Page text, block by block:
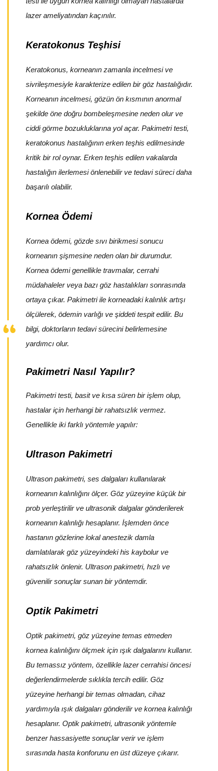
lazer ameliyatından kaçınılır.
Keratokonus Teşhisi
Keratokonus, korneanın zamanla incelmesi ve
sivrileşmesiyle karakterize edilen bir göz hastalığıdır.
Korneanın incelmesi, gözün ön kısmının anormal
şekilde öne doğru bombeleşmesine neden olur ve
ciddi görme bozukluklarına yol açar. Pakimetri testi,
keratokonus hastalığının erken teşhis edilmesinde
kritik bir rol oynar. Erken teşhis edilen vakalarda
hastalığın ilerlemesi önlenebilir ve tedavi süreci daha
başarılı olabilir.
Kornea Ödemi
Kornea ödemi, gözde sıvı birikmesi sonucu
korneanın şişmesine neden olan bir durumdur.
Kornea ödemi genellikle travmalar, cerrahi
müdahaleler veya bazı göz hastalıkları sonrasında
ortaya çıkar. Pakimetri ile korneadaki kalınlık artışı
ölçülerek, ödemin varlığı ve şiddeti tespit edilir. Bu
bilgi, doktorların tedavi sürecini belirlemesine
yardımcı olur.
Pakimetri Nasıl Yapılır?
Pakimetri testi, basit ve kısa süren bir işlem olup,
hastalar için herhangi bir rahatsızlık vermez.
Genellikle iki farklı yöntemle yapılır:
Ultrason Pakimetri
Ultrason pakimetri, ses dalgaları kullanılarak
korneanın kalınlığını ölçer. Göz yüzeyine küçük bir
prob yerleştirilir ve ultrasonik dalgalar gönderilerek
korneanın kalınlığı hesaplanır. İşlemden önce
hastanın gözlerine lokal anestezik damla
damlatılarak göz yüzeyindeki his kaybolur ve
rahatsızlık önlenir. Ultrason pakimetri, hızlı ve
güvenilir sonuçlar sunan bir yöntemdir.
Optik Pakimetri
Optik pakimetri, göz yüzeyine temas etmeden
kornea kalınlığını ölçmek için ışık dalgalarını kullanır.
Bu temassız yöntem, özellikle lazer cerrahisi öncesi
değerlendirmelerde sıklıkla tercih edilir. Göz
yüzeyine herhangi bir temas olmadan, cihaz
yardımıyla ışık dalgaları gönderilir ve kornea kalınlığı
hesaplanır. Optik pakimetri, ultrasonik yöntemle
benzer hassasiyette sonuçlar verir ve işlem
sırasında hasta konforunu en üst düzeye çıkarır.